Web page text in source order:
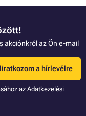
akciónkról az Ön e-mail
a hírlevélre
az Adatkezelési